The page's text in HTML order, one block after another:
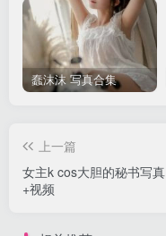
蠢沫沫 写真合集
上一篇
女主k cos大胆的秘书写真
+视频